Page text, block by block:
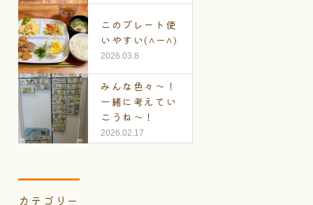
このプレート使
いやすい(^ー^)
2026.03.8
みんな色々～！
一緒に考えてい
こうね～！
2026.02.17
カテゴリー